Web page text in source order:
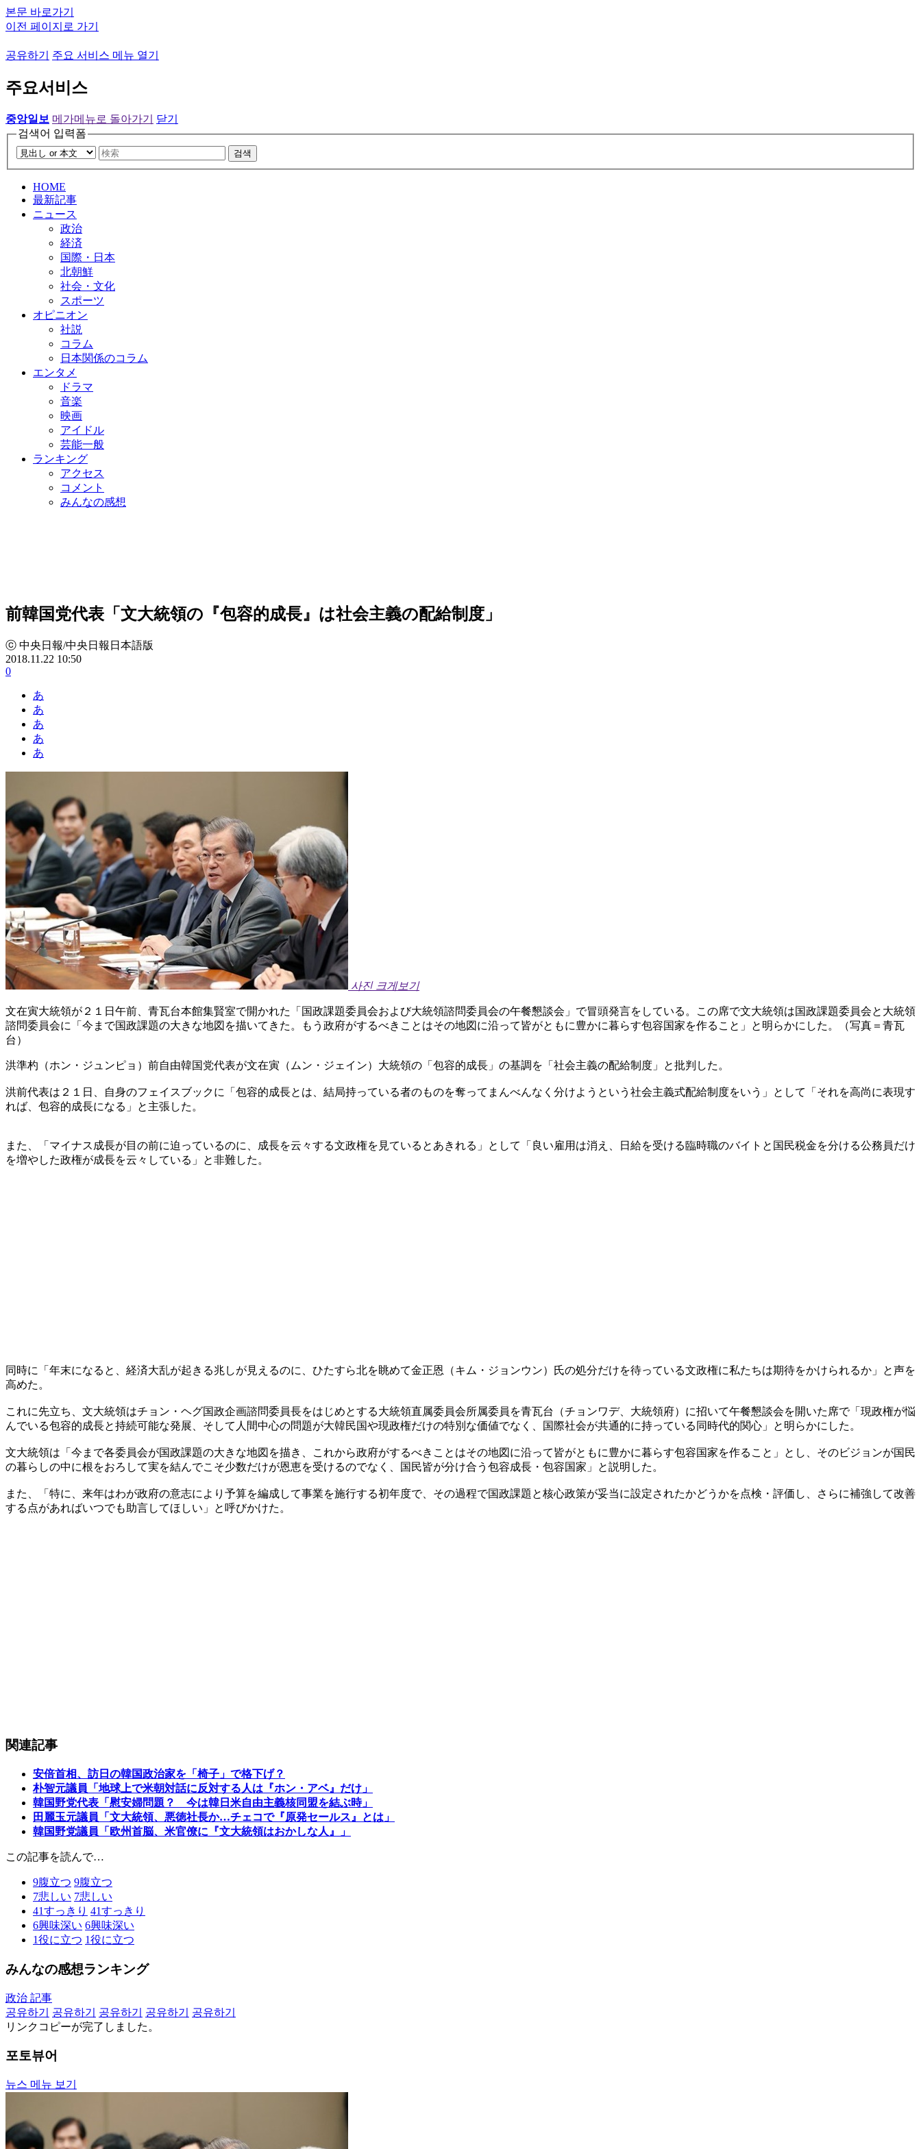
본문 바로가기
이전 페이지로 가기
공유하기 주요 서비스 메뉴 열기
주요서비스
중앙일보 메가메뉴로 돌아가기
닫기
검색어 입력폼
검색
HOME
最新記事
ニュース
政治
経済
国際・日本
北朝鮮
社会・文化
スポーツ
オピニオン
社説
コラム
日本関係のコラム
エンタメ
ドラマ
音楽
映画
アイドル
芸能一般
ランキング
アクセス
コメント
みんなの感想
前韓国党代表「文大統領の『包容的成長』は社会主義の配給制度」
ⓒ 中央日報/中央日報日本語版
2018.11.22 10:50
0
あ
あ
あ
あ
あ
사진 크게보기
文在寅大統領が２１日午前、青瓦台本館集賢室で開かれた「国政課題委員会および大統領諮問委員会の午餐懇談会」で冒頭発言をしている。この席で文大統領は国政課題委員会と大統領
諮問委員会に「今まで国政課題の大きな地図を描いてきた。もう政府がするべきことはその地図に沿って皆がともに豊かに暮らす包容国家を作ること」と明らかにした。（写真＝青瓦
台）
洪準杓（ホン・ジュンピョ）前自由韓国党代表が文在寅（ムン・ジェイン）大統領の「包容的成長」の基調を「社会主義の配給制度」と批判した。
洪前代表は２１日、自身のフェイスブックに「包容的成長とは、結局持っている者のものを奪ってまんべんなく分けようという社会主義式配給制度をいう」として「それを高尚に表現す
れば、包容的成長になる」と主張した。
また、「マイナス成長が目の前に迫っているのに、成長を云々する文政権を見ているとあきれる」として「良い雇用は消え、日給を受ける臨時職のバイトと国民税金を分ける公務員だけ
を増やした政権が成長を云々している」と非難した。
同時に「年末になると、経済大乱が起きる兆しが見えるのに、ひたすら北を眺めて金正恩（キム・ジョンウン）氏の処分だけを待っている文政権に私たちは期待をかけられるか」と声を
高めた。
これに先立ち、文大統領はチョン・ヘグ国政企画諮問委員長をはじめとする大統領直属委員会所属委員を青瓦台（チョンワデ、大統領府）に招いて午餐懇談会を開いた席で「現政権が悩
んでいる包容的成長と持続可能な発展、そして人間中心の問題が大韓民国や現政権だけの特別な価値でなく、国際社会が共通的に持っている同時代的関心」と明らかにした。
文大統領は「今まで各委員会が国政課題の大きな地図を描き、これから政府がするべきことはその地図に沿って皆がともに豊かに暮らす包容国家を作ること」とし、そのビジョンが国民
の暮らしの中に根をおろして実を結んでこそ少数だけが恩恵を受けるのでなく、国民皆が分け合う包容成長・包容国家」と説明した。
また、「特に、来年はわが政府の意志により予算を編成して事業を施行する初年度で、その過程で国政課題と核心政策が妥当に設定されたかどうかを点検・評価し、さらに補強して改善
する点があればいつでも助言してほしい」と呼びかけた。
関連記事
安倍首相、訪日の韓国政治家を「椅子」で格下げ？
朴智元議員「地球上で米朝対話に反対する人は『ホン・アベ』だけ」
韓国野党代表「慰安婦問題？ 今は韓日米自由主義核同盟を結ぶ時」
田麗玉元議員「文大統領、悪徳社長か…チェコで『原発セールス』とは」
韓国野党議員「欧州首脳、米官僚に『文大統領はおかしな人』」
この記事を読んで…
9腹立つ 9腹立つ
7悲しい 7悲しい
41すっきり 41すっきり
6興味深い 6興味深い
1役に立つ 1役に立つ
みんなの感想ランキング
政治 記事
공유하기
공유하기 공유하기 공유하기
공유하기
リンクコピーが完了しました。
포토뷰어
뉴스 메뉴 보기